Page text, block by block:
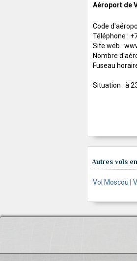
Aéroport de
Code
Téléphone :
Site web :
Nombre
Fuseau
Situation : à
Autres vols
Vol Moscou